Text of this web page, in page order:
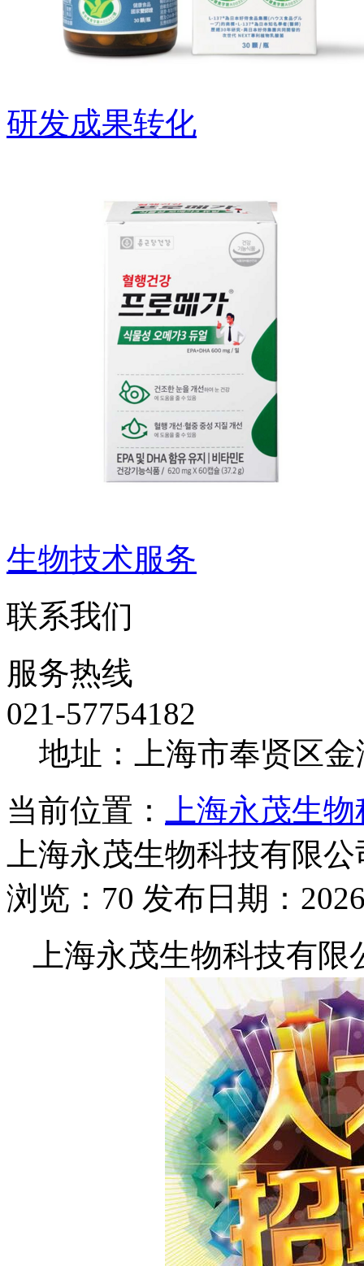
研发成果转化
生物技术服务
联系我们
服务热线
021-57754182
地址：上海市奉贤区金
当前位置：
上海永茂生
上海永茂生物科技有限
浏览：70 发布日期：
上海永茂生物科技有